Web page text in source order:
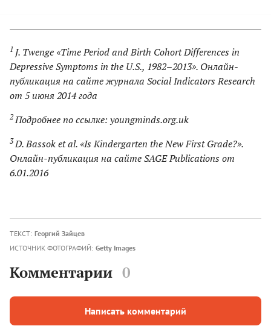
1 J. Twenge «Time Period and Birth Cohort Differences in
Depressive Symptoms in the U.S., 1982–2013». Онлайн-
публикация на сайте журнала Social Indicators Research
от 5 июня 2014 года
2 Подробнее по ссылке: youngminds.org.uk
3D. Bassok et al. «Is Kindergarten the New First Grade?».
Онлайн-публикация на сайте SAGE Publications от
6.01.2016
ТЕКСТ: Георгий Зайцев
ИСТОЧНИК ФОТОГРАФИЙ: Getty Images
Комментарии 0
Написать комментарий